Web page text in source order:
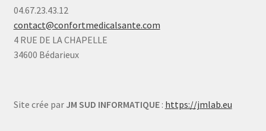
04.67.23.43.12
contact@confortmedicalsante.com
4 RUE DE LA CHAPELLE
34600 Bédarieux
Site crée par JM SUD INFORMATIQUE: https://jmlab.eu